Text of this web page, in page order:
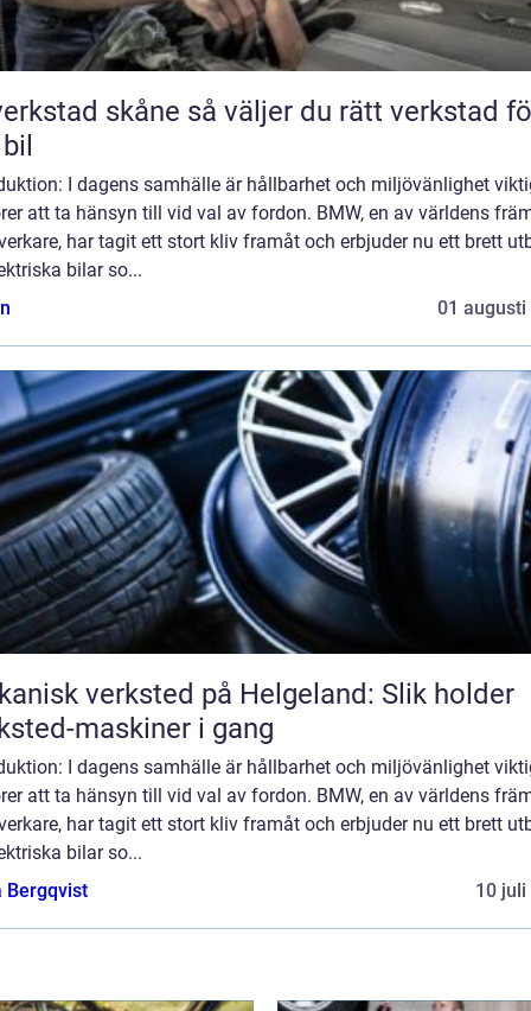
skåne så väljer du rätt verkstad för
I dagens samhälle är hållbarhet och miljövänlighet
att ta hänsyn till vid val av fordon. BMW, en av världens
har tagit ett stort kliv framåt och erbjuder nu ett brett
bilar so...
01 augusti
verksted på Helgeland: Slik holder
maskiner i gang
I dagens samhälle är hållbarhet och miljövänlighet
att ta hänsyn till vid val av fordon. BMW, en av världens
har tagit ett stort kliv framåt och erbjuder nu ett brett
bilar so...
Bergqvist
10 juli